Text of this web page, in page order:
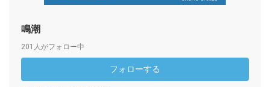
鳴潮
201人がフォロー中
フォローする